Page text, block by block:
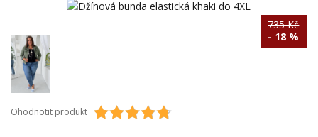
735 Kč
- 18 %
Ohodnotit produkt